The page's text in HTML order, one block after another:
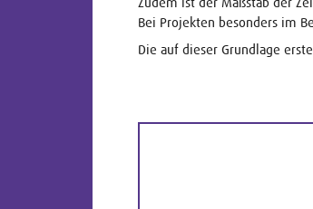
Bei Projekten besonders im
Die auf dieser Grundlage